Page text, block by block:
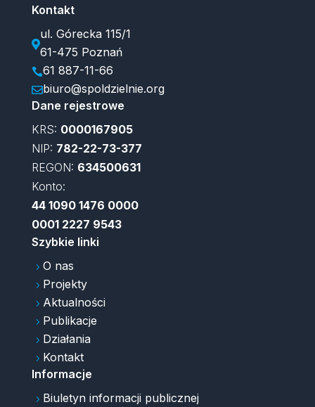
Kontakt

ul. Górecka 115/1
61-475 Poznań
61 887-11-66
biuro@spoldzielnie.org
Dane rejestrowe
KRS: 0000167905
NIP: 782-22-73-377
REGON: 634500631
Konto:
44 1090 1476 0000
0001 2227 9543
Szybkie linki
5 O nas
5 Projekty
5 Aktualności
5 Publikacje
5 Działania
5 Kontakt
Informacje
5 Biuletyn informacji publicznej